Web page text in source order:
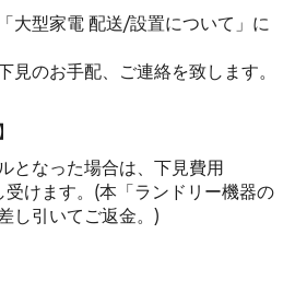
大型家電 配送/設置について」に
見のお手配、ご連絡を致します。
となった場合は、下見費用
けます。(本「ランドリー機器の
し引いてご返金。)